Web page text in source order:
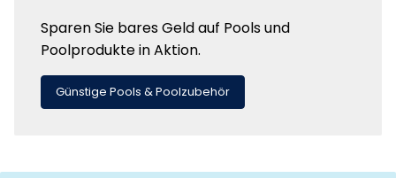
Sparen Sie bares Geld auf Pools und
Poolprodukte in Aktion.
Günstige Pools & Poolzubehör